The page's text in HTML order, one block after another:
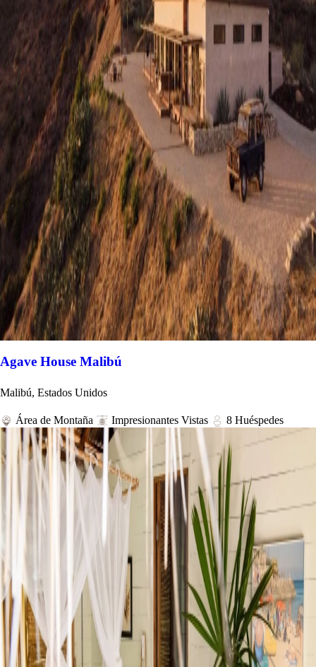
Agave House Malibú
Malibú, Estados Unidos
Área de Montaña Impresionantes Vistas 8 Huéspedes